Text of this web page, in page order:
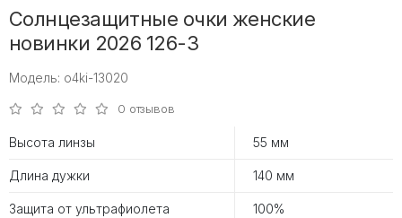
Солнцезащитные очки женские
новинки 2026 126-3
Модель: o4ki-13020
0 отзывов
Высота линзы 55 мм
Длина дужки 140 мм
Защита от ультрафиолета 100%